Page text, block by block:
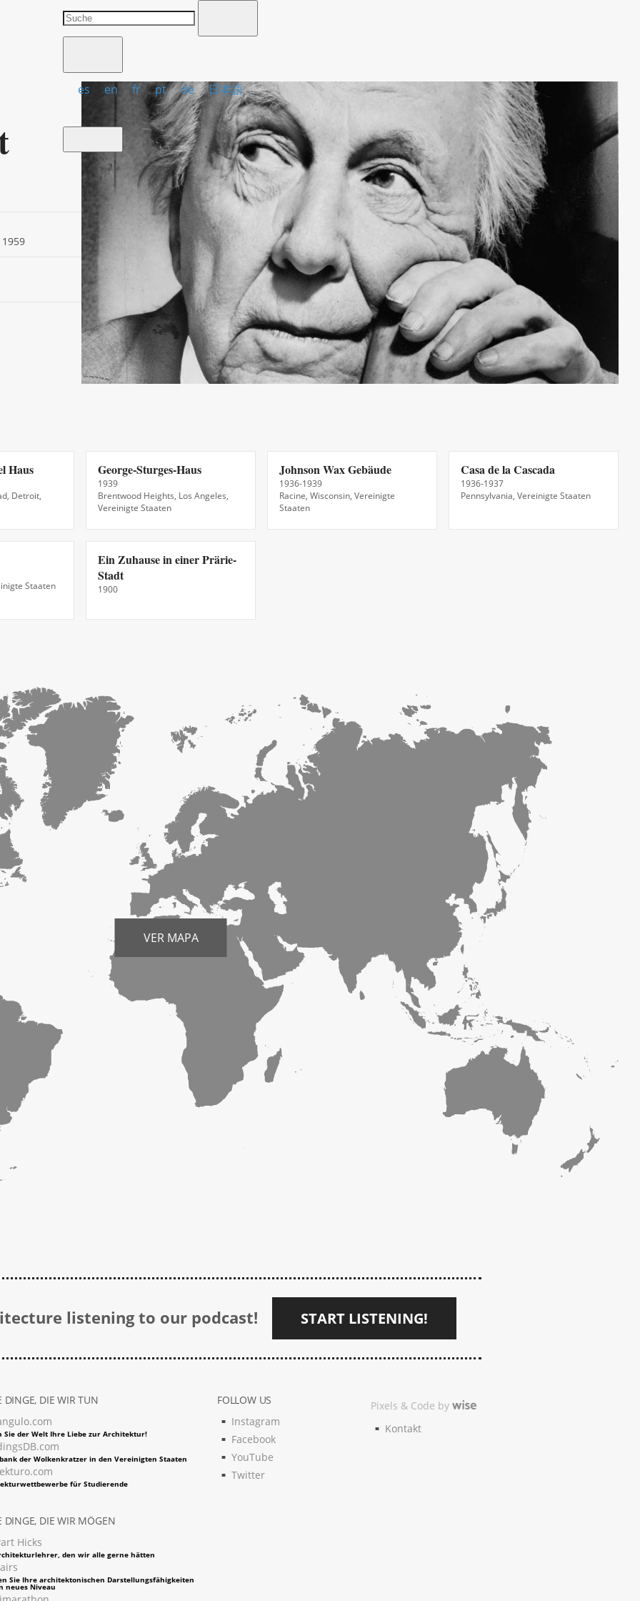
es en fr pt de 日本語
Haus
Detroit,
George-Sturges-Haus
1939
Brentwood Heights, Los Angeles,
Vereinigte Staaten
Johnson Wax Gebäude
1936-1939
Racine, Wisconsin, Vereinigte
Staaten
Casa de la Cascada
1936-1937
Pennsylvania, Vereinigte Staaten
Staaten
Ein Zuhause in einer Prärie-
Stadt
1900
VER MAPA
listening to our podcast! START LISTENING!
DINGE, DIE WIR TUN
Sie der Welt Ihre Liebe zur Architektur!
der Wolkenkratzer in den Vereinigten Staaten
für Studierende
DINGE, DIE WIR MÖGEN
Hicks
den wir alle gerne hätten
Sie Ihre architektonischen Darstellungsfähigkeiten
neues Niveau
FOLLOW US
Instagram
Facebook
YouTube
Twitter
Pixels & Code by
Kontakt